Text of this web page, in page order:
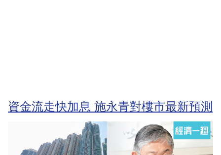
資金流走快加息 施永青對樓市最新預測